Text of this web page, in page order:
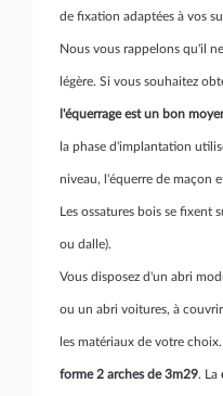
de fixation adaptées à vos
Nous vous rappelons qu'il
légère. Si vous souhaitez
l'équerrage est un bon
la phase d'implantation
niveau, l'équerre de maçon
Les ossatures bois se fixent
ou dalle).
Vous disposez d'un abri
ou un abri voitures, à
les matériaux de votre choix.
forme 2 arches de 3m29. La